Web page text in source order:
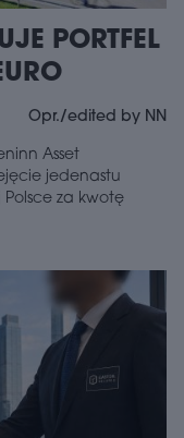
PORTFEL
Opr./edited by NN
Asset
jedenastu
za kwotę